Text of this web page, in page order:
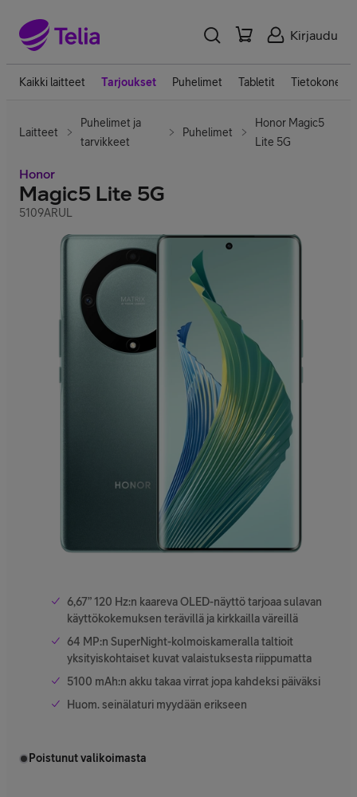
Kirjaudu
Kaikki laitteet Tarjoukset Puhelimet Tabletit Tietokoneet
Laitteet
Puhelimet ja
tarvikkeet
Puhelimet
Honor Magic5
Lite 5G
Honor
Magic5 Lite 5G
5109ARUL
6,67” 120 Hz:n kaareva OLED-näyttö tarjoaa sulavan
käyttökokemuksen terävillä ja kirkkailla väreillä
64 MP:n SuperNight-kolmoiskameralla taltioit
yksityiskohtaiset kuvat valaistuksesta riippumatta
5100 mAh:n akku takaa virrat jopa kahdeksi päiväksi
Huom. seinälaturi myydään erikseen
Poistunut valikoimasta